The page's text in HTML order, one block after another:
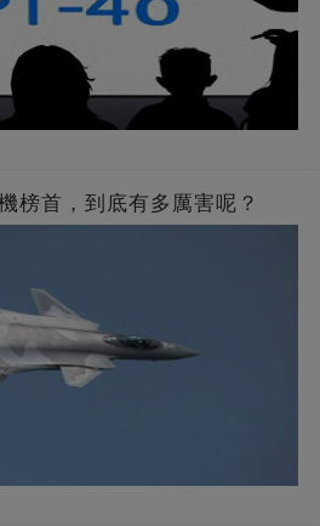
榜首，到底有多厲害呢？